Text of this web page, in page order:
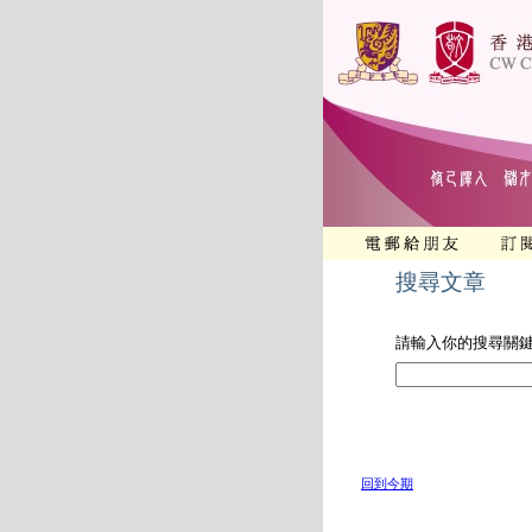
搜尋文章
請輸入你的搜尋關
回到今期